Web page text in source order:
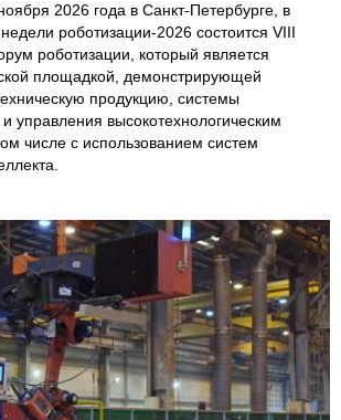
2026 года в Санкт-Петербурге, в
роботизации-2026 состоится VIII
роботизации, который является
площадкой, демонстрирующей
продукцию, системы
управления высокотехнологическим
числе с использованием систем